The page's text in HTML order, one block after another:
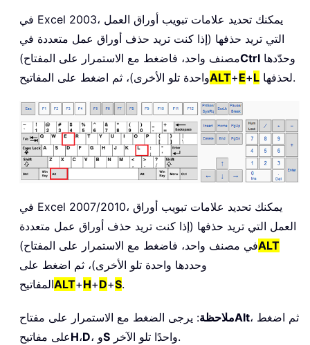
في Excel 2003، يمكنك تحديد علامات تبويب أوراق العمل
التي تريد حذفها (إذا كنت تريد حذف أوراق عمل متعددة في
مصنف واحد، فاضغط مع الاستمرار على المفتاح)Ctrl
واحدة تلو الأخرى)، ثم اضغط على المفاتيحALT+E+L لحذفها.
في Excel 2007/2010، يمكنك تحديد علامات تبويب أوراق
العمل التي تريد حذفها (إذا كنت تريد حذف أوراق عمل متعددة
في مصنف واحد، فاضغط مع الاستمرار على المفتاح)ALT
وحددها واحدة تلو الأخرى)، ثم اضغط على
المفاتيحALT+H+D+S.
ملاحظة: يرجى الضغط مع الاستمرار على مفتاح Alt، ثم اضغط
على مفاتيحH،D ، وS واحدًا تلو الآخر.